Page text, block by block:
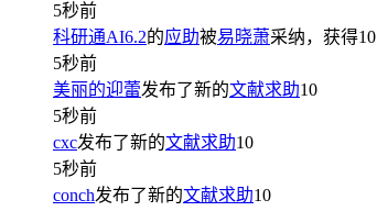
5秒前
科研通AI6.2的应助被易晓萧采纳，获得10
5秒前
美丽的迎蕾发布了新的文献求助10
5秒前
cxc发布了新的文献求助10
5秒前
conch发布了新的文献求助10